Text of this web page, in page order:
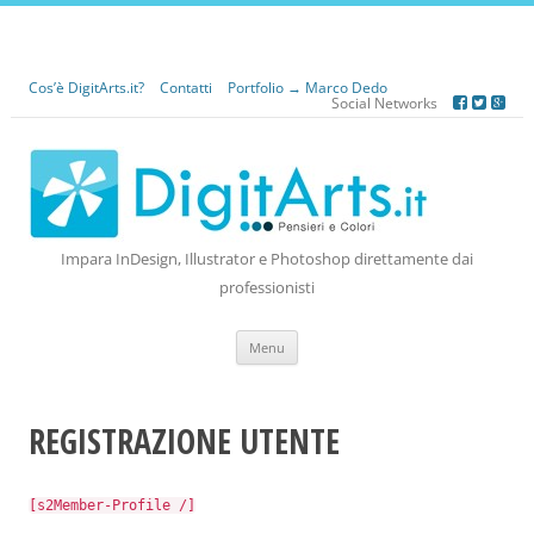
Cos’è DigitArts.it? Contatti
Portfolio → Marco Dedo
Social Networks
Impara InDesign, Illustrator e Photoshop direttamente dai
professionisti
Menu
REGISTRAZIONE UTENTE
[s2Member-Profile /]